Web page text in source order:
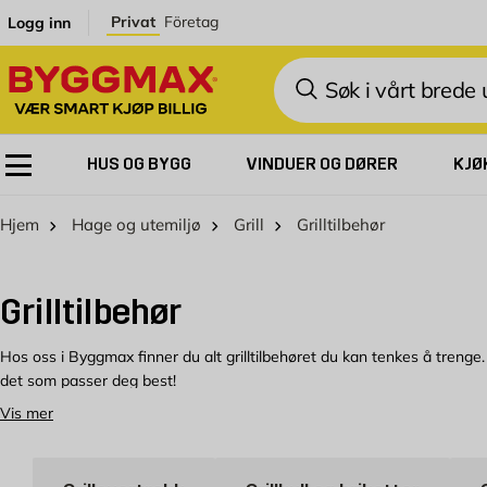
Logg inn Privat Företag
Søk
HUS OG BYGG VINDUER OG DØRER
Hjem Hage og utemiljø Grill Grilltilbehør
Grilltilbehør
Hos oss i Byggmax finner du alt grilltilbehøret du kan tenkes å
det som passer deg best!
Vis mer